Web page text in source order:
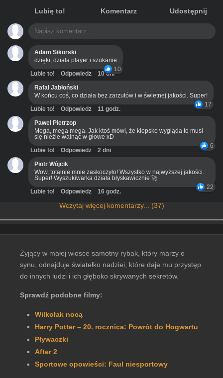
Lubię to! Komentarz Udostępnij
Adam Sikorski
dzięki, działa player i szukanie
10
Lubie to! Odpowiedz
10 dni
Rafał Jabłoński
W końcu coś, co działa bez zarzutów i w świetnej jakości. Super!
17
Lubie to! Odpowiedz
11 godz.
Paweł Pietrzop
Mega, mega mega. Jak ktoś mówi, że kiepsko wygląda to musi
się nieźle walnąć w głowe xD
6
Lubie to! Odpowiedz
2 dni
Piotr Wójcik
Wow, totalnie mnie zaskoczyło! Wszystko w najwyższej jakości.
Super! Wyszukiwarka działa błyskawicznie 🚀
22
Lubie to! Odpowiedz 16 godz.
Wczytaj więcej komentarzy... (37)
Żyjący w małej wiosce samotny rybak, który marzy o
synu, odnajduje światełko nadziei, które daje mu przystęp
do innych ludzi i ich głęboko skrywanych sekretów.
Sprawdź podobne filmy:
Wilkołak nocą
Harry Potter – 20. rocznica: Powrót do Hogwartu
Pływaczki
After 2
Sportowe opowieści: Faul niesportowy